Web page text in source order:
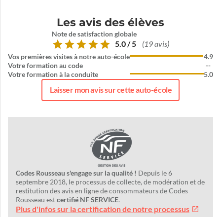
Les avis des élèves
Note de satisfaction globale
5.0 / 5 (19 avis)
Vos premières visites à notre auto-école
Votre formation au code
Votre formation à la conduite
4.9
--
5.0
Laisser mon avis sur cette auto-école
Codes Rousseau s'engage sur la qualité ! Depuis le 6
septembre 2018, le processus de collecte, de modération et de
restitution des avis en ligne de consommateurs de Codes
Rousseau estcertifié NF SERVICE.
Plus d'infos sur la certification de notre processus